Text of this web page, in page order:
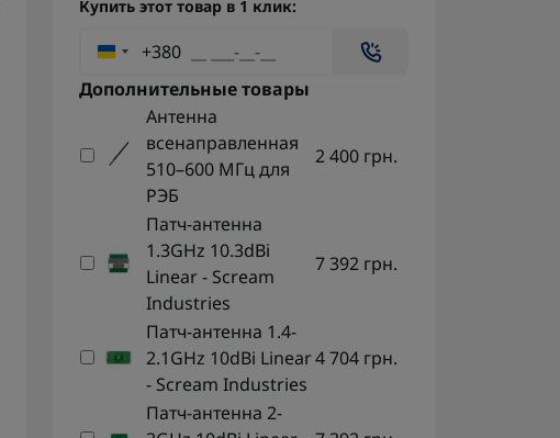
Купить этот товар в 1 клик:
+380
Дополнительные товары
Антенна
всенаправленная
510–600 МГц для
РЭБ
2 400 грн.
Патч-антенна
1.3GHz 10.3dBi
Linear - Scream
Industries
7 392 грн.
Патч-антенна 1.4-
2.1GHz 10dBi Linear
- Scream Industries
4 704 грн.
Патч-антенна 2-